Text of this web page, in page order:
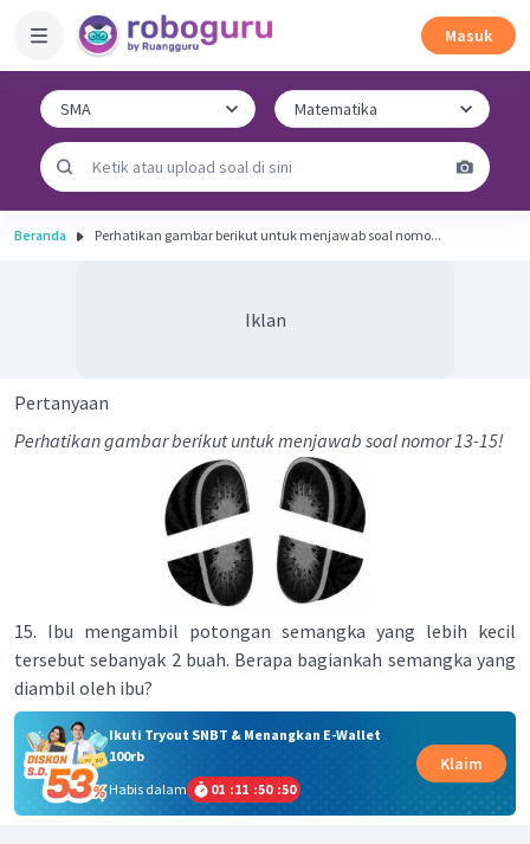
Masuk
Beranda Perhatikan gambar berikut untuk menjawab soal nomo...
Iklan
Pertanyaan
Perhatikan gambar berikut untuk menjawab soal nomor 13-15!
15. Ibu mengambil potongan semangka yang lebih kecil
tersebut sebanyak 2 buah. Berapa bagiankah semangka yang
diambil oleh ibu?
Ikuti Tryout SNBT & Menangkan E-Wallet
100rb
Habis dalam
01 :11 :50 :50
Klaim